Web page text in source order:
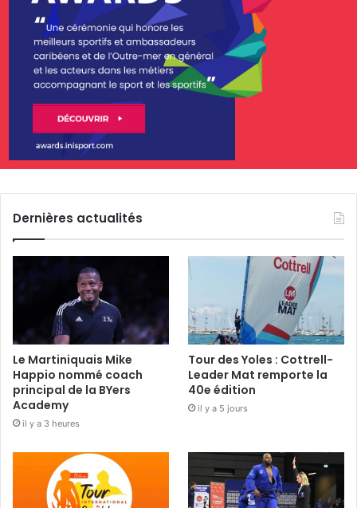
Dernières actualités
Le Martiniquais Mike
Happio nommé coach
principal de la BYers
Academy
il y a 3 heures
Tour des Yoles : Cottrell-
Leader Mat remporte la
40e édition
il y a 5 jours